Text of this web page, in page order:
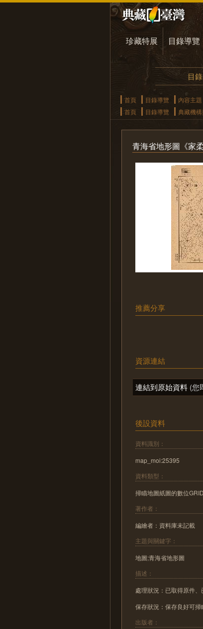
珍藏特展 目錄導覽
目
首頁 目錄導覽 內容主題
首頁
目錄導覽 典藏機
青海省地形圖《家柔
推薦分享
資源連結
連結到原始資料 (您
後設資料
資料識別：
map_moi:25395
資料類型：
掃瞄地圖紙圖的數位
著作者：
編繪者：資料庫未記載
主題與關鍵字：
地圖;青海省地形圖
描述：
處理狀況：已取得原件、
保存狀況：保存良好可掃
出版者：